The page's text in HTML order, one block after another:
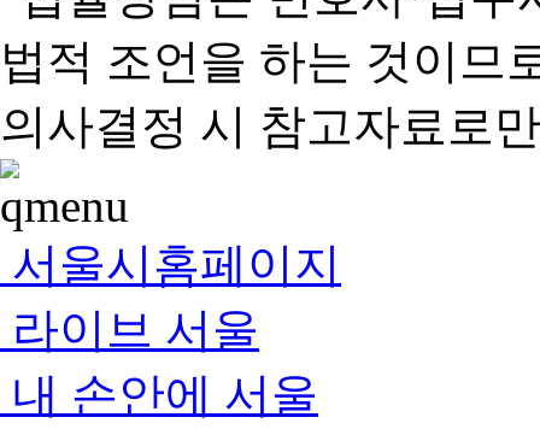
서울시홈페이지
라이브 서울
내 손안에 서울